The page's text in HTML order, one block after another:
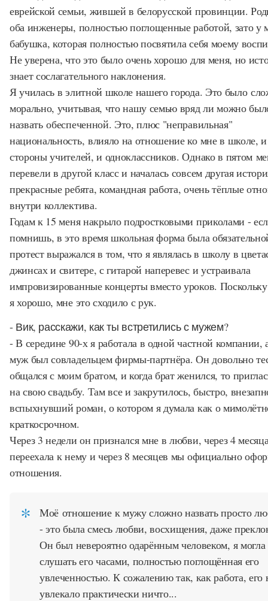
еврейской семьи, жившей в белорусской провинции.
оба инженеры, полностью поглощенные работой, зато у
бабушка, которая полностью посвятила себя моему
Не уверена, что это было очень хорошо для меня, но
знает сослагательного наклонения.
Я училась в элитной школе нашего города. Это было
морально, учитывая, что нашу семью вряд ли можно
назвать обеспеченной. Это, плюс "неправильная"
национальность, влияло на отношение ко мне в школе,
стороны учителей, и одноклассников. Однако в пятом
перевели в другой класс и началась совсем другая
прекрасные ребята, командная работа, очень тёплые
внутри коллектива.
Годам к 15 меня накрыло подростковыми приколами -
помнишь, в это время школьная форма была
протест выражался в том, что я являлась в школу в
джинсах и свитере, с гитарой наперевес и устраивала
импровизированные концерты вместо уроков.
я хорошо, мне это сходило с рук.
- Вик, расскажи, как ты встретились с мужем?
- В середине 90-х я работала в одной частной компании,
муж был совладельцем фирмы-партнёра. Он довольно
общался с моим братом, и когда брат женился, то
на свою свадьбу. Там все и закрутилось, быстро,
вспыхнувший роман, о котором я думала как о
краткосрочном.
Через 3 недели он признался мне в любви, через 4
переехала к нему и через 8 месяцев мы официально
отношения.
Моё отношение к мужу сложно назвать просто
- это была смесь любви, восхищения, даже
Он был невероятно одарённым человеком, я могла
слушать его часами, полностью поглощённая его
увлеченностью. К сожалению так, как работа, его
увлекало практически ничто...